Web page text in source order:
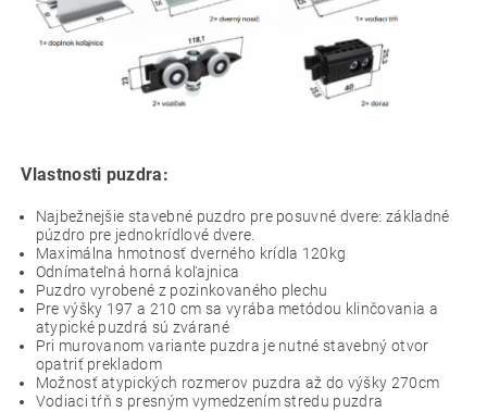
Vlastnosti puzdra:
Najbežnejšie stavebné puzdro pre posuvné dvere: základné
púzdro pre jednokrídlové dvere.
Maximálna hmotnosť dverného krídla 120kg
Odnímateľná horná koľajnica
Puzdro vyrobené z pozinkovaného plechu
Pre výšky 197 a 210 cm sa vyrába metódou klinčovania a
atypické puzdrá sú zvárané
Pri murovanom variante puzdra je nutné stavebný otvor
opatriť prekladom
Možnosť atypických rozmerov puzdra až do výšky 270cm
Vodiaci tŕň s presným vymedzením stredu puzdra